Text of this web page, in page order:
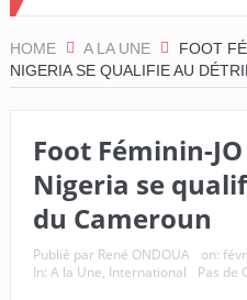
HOME A LA UNE
FOOT
NIGERIA SE QUALIFIE AU
Foot Féminin-
Nigeria se
du Cameroun
Publié par René ONDOUA on:
In: A la Une, International
Pas de